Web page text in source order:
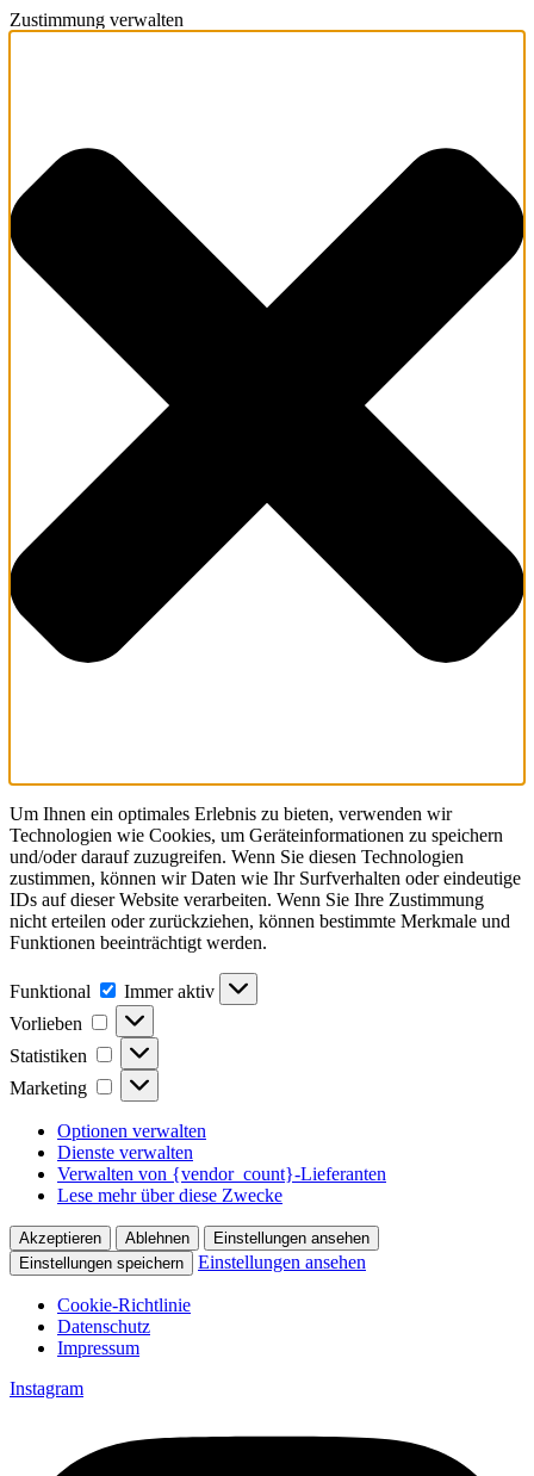
Zustimmung verwalten
Um Ihnen ein optimales Erlebnis zu bieten, verwenden wir
Technologien wie Cookies, um Geräteinformationen zu speichern
und/oder darauf zuzugreifen. Wenn Sie diesen Technologien
zustimmen, können wir Daten wie Ihr Surfverhalten oder eindeutige
IDs auf dieser Website verarbeiten. Wenn Sie Ihre Zustimmung
nicht erteilen oder zurückziehen, können bestimmte Merkmale und
Funktionen beeinträchtigt werden.
Funktional Funktional
Immer aktiv
Vorlieben
Vorlieben
Statistiken Statistiken
Marketing Marketing
Optionen verwalten
Dienste verwalten
Verwalten von {vendor_count}-Lieferanten
Lese mehr über diese Zwecke
Akzeptieren Ablehnen
Einstellungen ansehen
Einstellungen speichern
Einstellungen ansehen
Cookie-Richtlinie
Datenschutz
Impressum
Zum
Instagram